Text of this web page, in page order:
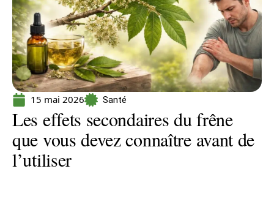
15 mai 2026 Santé
Les effets secondaires du frêne
que vous devez connaître avant de
l’utiliser